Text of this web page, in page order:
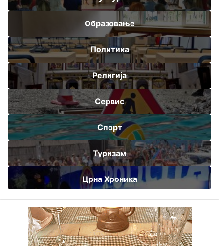
Образовање
Политика
Религија
Сервис
Спорт
Туризам
Црна Хроника